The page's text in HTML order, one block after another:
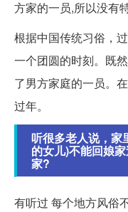
方家的一员,所以没有
根据中国传统习俗，
一个团圆的时刻。既
了男方家庭的一员。
过年。
听很多老人说，家
的女儿)不能回娘
家?
有听过 每个地方风俗